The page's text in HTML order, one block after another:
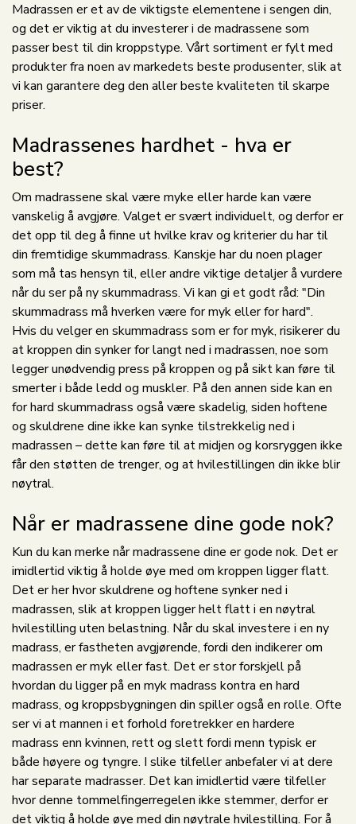
Madrassen er et av de viktigste elementene i sengen din,
og det er viktig at du investerer i de madrassene som
passer best til din kroppstype. Vårt sortiment er fylt med
produkter fra noen av markedets beste produsenter, slik at
vi kan garantere deg den aller beste kvaliteten til skarpe
priser.
Madrassenes hardhet - hva er
best?
Om madrassene skal være myke eller harde kan være
vanskelig å avgjøre. Valget er svært individuelt, og derfor er
det opp til deg å finne ut hvilke krav og kriterier du har til
din fremtidige skummadrass. Kanskje har du noen plager
som må tas hensyn til, eller andre viktige detaljer å vurdere
når du ser på ny skummadrass. Vi kan gi et godt råd: "Din
skummadrass må hverken være for myk eller for hard".
Hvis du velger en skummadrass som er for myk, risikerer du
at kroppen din synker for langt ned i madrassen, noe som
legger unødvendig press på kroppen og på sikt kan føre til
smerter i både ledd og muskler. På den annen side kan en
for hard skummadrass også være skadelig, siden hoftene
og skuldrene dine ikke kan synke tilstrekkelig ned i
madrassen – dette kan føre til at midjen og korsryggen ikke
får den støtten de trenger, og at hvilestillingen din ikke blir
nøytral.
Når er madrassene dine gode nok?
Kun du kan merke når madrassene dine er gode nok. Det er
imidlertid viktig å holde øye med om kroppen ligger flatt.
Det er her hvor skuldrene og hoftene synker ned i
madrassen, slik at kroppen ligger helt flatt i en nøytral
hvilestilling uten belastning. Når du skal investere i en ny
madrass, er fastheten avgjørende, fordi den indikerer om
madrassen er myk eller fast. Det er stor forskjell på
hvordan du ligger på en myk madrass kontra en hard
madrass, og kroppsbygningen din spiller også en rolle. Ofte
ser vi at mannen i et forhold foretrekker en hardere
madrass enn kvinnen, rett og slett fordi menn typisk er
både høyere og tyngre. I slike tilfeller anbefaler vi at dere
har separate madrasser. Det kan imidlertid være tilfeller
hvor denne tommelfingerregelen ikke stemmer, derfor er
det viktig å holde øye med din nøytrale hvilestilling. For å